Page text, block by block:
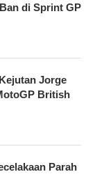
di Sprint GP
Jorge
British
Parah